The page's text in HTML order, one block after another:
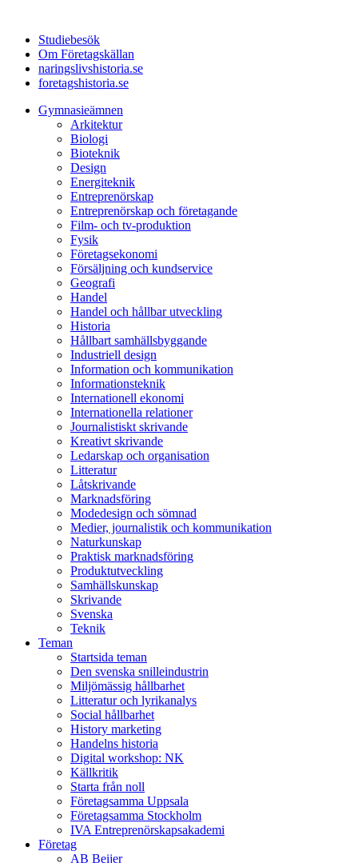
Studiebesök
Om Företagskällan
naringslivshistoria.se
foretagshistoria.se
Gymnasieämnen
Arkitektur
Biologi
Bioteknik
Design
Energiteknik
Entreprenörskap
Entreprenörskap och företagande
Film- och tv-produktion
Fysik
Företagsekonomi
Försäljning och kundservice
Geografi
Handel
Handel och hållbar utveckling
Historia
Hållbart samhällsbyggande
Industriell design
Information och kommunikation
Informationsteknik
Internationell ekonomi
Internationella relationer
Journalistiskt skrivande
Kreativt skrivande
Ledarskap och organisation
Litteratur
Låtskrivande
Marknadsföring
Modedesign och sömnad
Medier, journalistik och kommunikation
Naturkunskap
Praktisk marknadsföring
Produktutveckling
Samhällskunskap
Skrivande
Svenska
Teknik
Teman
Startsida teman
Den svenska snilleindustrin
Miljömässig hållbarhet
Litteratur och lyrikanalys
Social hållbarhet
History marketing
Handelns historia
Digital workshop: NK
Källkritik
Starta från noll
Företagsamma Uppsala
Företagsamma Stockholm
IVA Entreprenörskapsakademi
Företag
AB Beijer